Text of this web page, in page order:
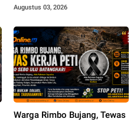
Sebelumnya Pernah Potong
Augustus 03, 2026
Warga Rimbo Bujang, Tewas